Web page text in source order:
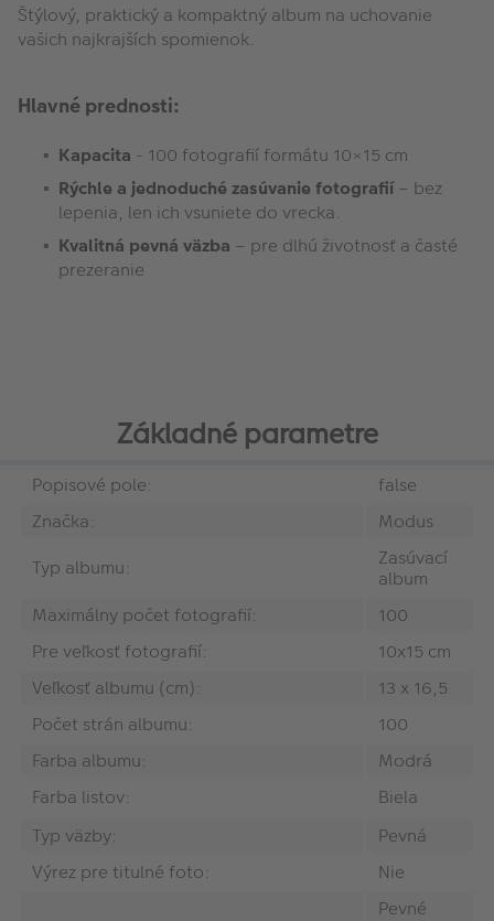
Štýlový, praktický a kompaktný album na uchovanie
vašich najkrajších spomienok.
Hlavné prednosti:
Kapacita - 100 fotografií formátu 10×15 cm
Rýchle a jednoduché zasúvanie fotografií – bez
lepenia, len ich vsuniete do vrecka.
Kvalitná pevná väzba – pre dlhú životnosť a časté
prezeranie
Základné parametre
Popisové pole:
false
Značka:
Modus
Typ albumu:
Zasúvací
album
Maximálny počet fotografií:
100
Pre veľkosť fotografií:
10x15 cm
Veľkosť albumu (cm):
13 x 16,5
Počet strán albumu:
100
Farba albumu:
Modrá
Farba listov:
Biela
Typ väzby:
Pevná
Výrez pre titulné foto:
Nie
Pevné